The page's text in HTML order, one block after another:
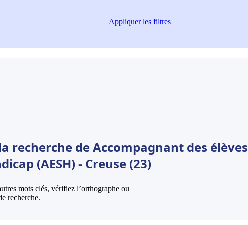
Appliquerles filtres
recherche de Accompagnant des élèves
(AESH) - Creuse (23)
mots clés, vérifiez l’orthographe ou
recherche.